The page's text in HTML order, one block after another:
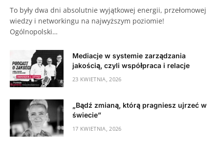
To były dwa dni absolutnie wyjątkowej energii, przełomowej
wiedzy i networkingu na najwyższym poziomie!
Ogólnopolski…
Mediacje w systemie zarządzania
jakością, czyli współpraca i relacje
23 KWIETNIA, 2026
„Bądź zmianą, którą pragniesz ujrzeć w
świecie”
17 KWIETNIA, 2026